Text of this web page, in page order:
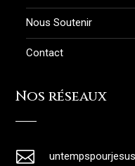
Nous Soutenir
Contact
Nos réseaux
